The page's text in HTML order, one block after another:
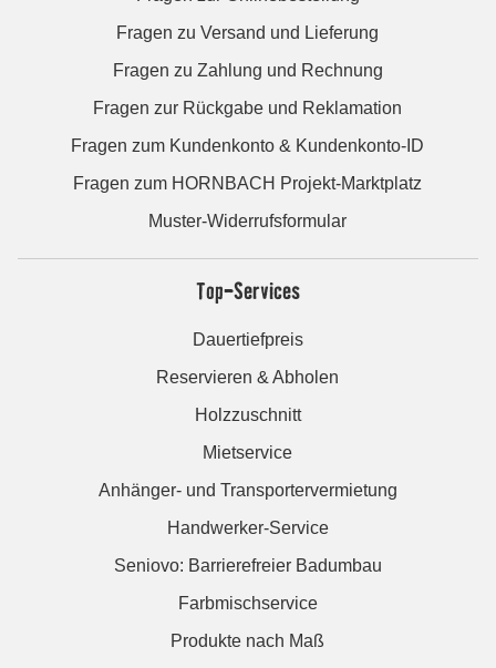
Fragen zu Versand und Lieferung
Fragen zu Zahlung und Rechnung
Fragen zur Rückgabe und Reklamation
Fragen zum Kundenkonto & Kundenkonto-ID
Fragen zum HORNBACH Projekt-Marktplatz
Muster-Widerrufsformular
Top-Services
Dauertiefpreis
Reservieren & Abholen
Holzzuschnitt
Mietservice
Anhänger- und Transportervermietung
Handwerker-Service
Seniovo: Barrierefreier Badumbau
Farbmischservice
Produkte nach Maß